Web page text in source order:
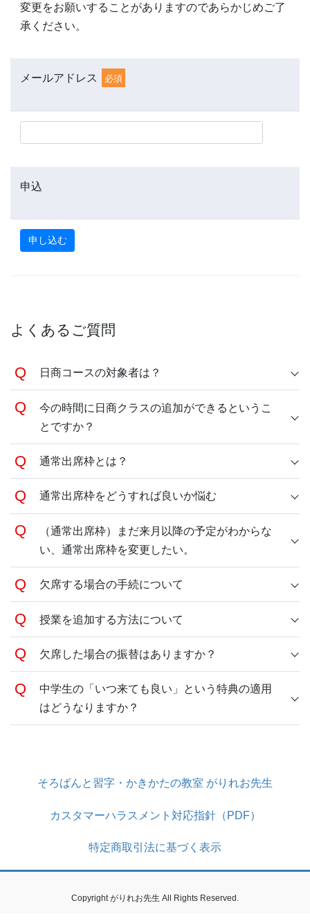
変更をお願いすることがありますのであらかじめご了
承ください。
メールアドレス 必須
申込
よくあるご質問
日商コースの対象者は？
今の時間に日商クラスの追加ができるというこ
とですか？
通常出席枠とは？
通常出席枠をどうすれば良いか悩む
（通常出席枠）まだ来月以降の予定がわからな
い、通常出席枠を変更したい。
欠席する場合の手続について
授業を追加する方法について
欠席した場合の振替はありますか？
中学生の「いつ来ても良い」という特典の適用
はどうなりますか？
そろばんと習字・かきかたの教室 がりれお先生
カスタマーハラスメント対応指針（PDF）
特定商取引法に基づく表示
Copyright がりれお先生 All Rights Reserved.